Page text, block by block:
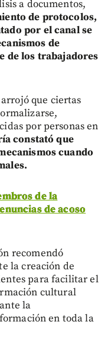
a documentos,
de protocolos,
por el canal se
de
de los trabajadores
que ciertas
por personas en
constató que
cuando
de la
de acoso
recomendó
la creación de
para facilitar el
cultural
la
en toda la